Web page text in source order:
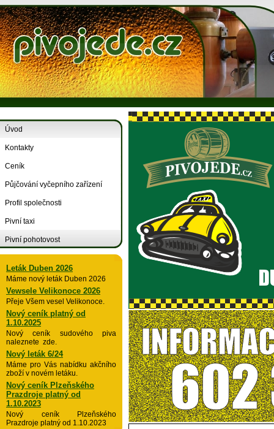
Úvod
Kontakty
Ceník
Půjčování vyčepního zařízení
Profil společnosti
Pivní taxi
Pivní pohotovost
Leták Duben 2026
Máme nový leták Duben 2026
Vewsele Velikonoce 2026
Přeje Všem vesel Velikonoce.
Nový ceník platný od
1.10.2025
Nový ceník sudového piva
naleznete zde.
Nový leták 6/24
Máme pro Vás nabídku akčního
zboží v novém letáku.
Nový ceník Plzeňského
Prazdroje platný od
1.10.2023
Nový ceník Plzeňského
Prazdroje platný od 1.10.2023